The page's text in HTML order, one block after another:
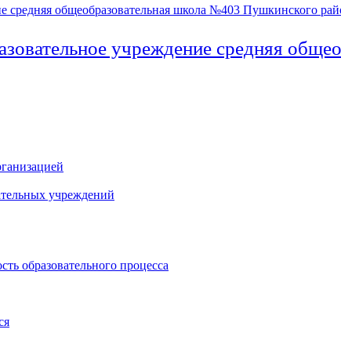
учреждение средняя
учреждений
образовательного процесса